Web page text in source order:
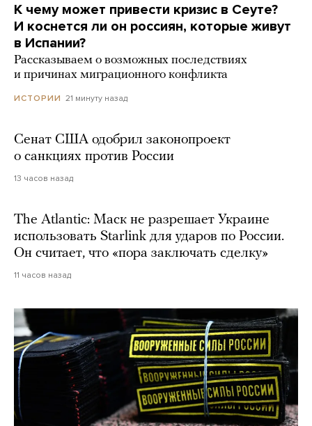
К чему может привести кризис в Сеуте?
И коснется ли он россиян, которые живут
в Испании?
Рассказываем о возможных последствиях
и причинах миграционного конфликта
ИСТОРИИ 21 минуту назад
Сенат США одобрил законопроект
о санкциях против России
13 часов назад
The Atlantic: Маск не разрешает Украине
использовать Starlink для ударов по России.
Он считает, что «пора заключать сделку»
11 часов назад